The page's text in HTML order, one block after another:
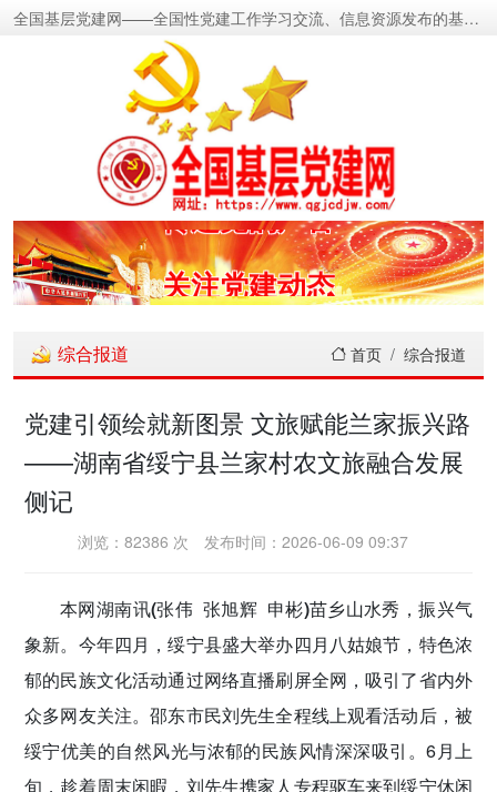
全国基层党建网——全国性党建工作学习交流、信息资源发布的基层党建新闻门户网
密切党群关系
传递党的声音
关注党建动态
传播党建理论
密切党群关系
传递党的声音
综合报道 首页 综合报道
党建引领绘就新图景 文旅赋能兰家振兴路
——湖南省绥宁县兰家村农文旅融合发展
侧记
浏览：82386 次 发布时间：2026-06-09 09:37
本网湖南讯(张伟 张旭辉 申彬)苗乡山水秀，振兴气
象新。今年四月，绥宁县盛大举办四月八姑娘节，特色浓
郁的民族文化活动通过网络直播刷屏全网，吸引了省内外
众多网友关注。邵东市民刘先生全程线上观看活动后，被
绥宁优美的自然风光与浓郁的民族风情深深吸引。6月上
旬，趁着周末闲暇，刘先生携家人专程驱车来到绥宁休闲